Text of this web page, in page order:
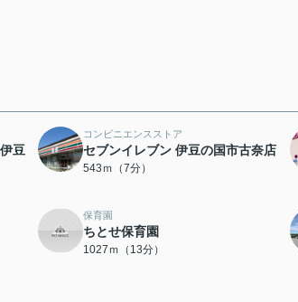
豆
コンビニエンスストア
セブンイレブン 伊豆の国市古奈店
543ｍ（7分）
保育園
ちとせ保育園
1027ｍ（13分）